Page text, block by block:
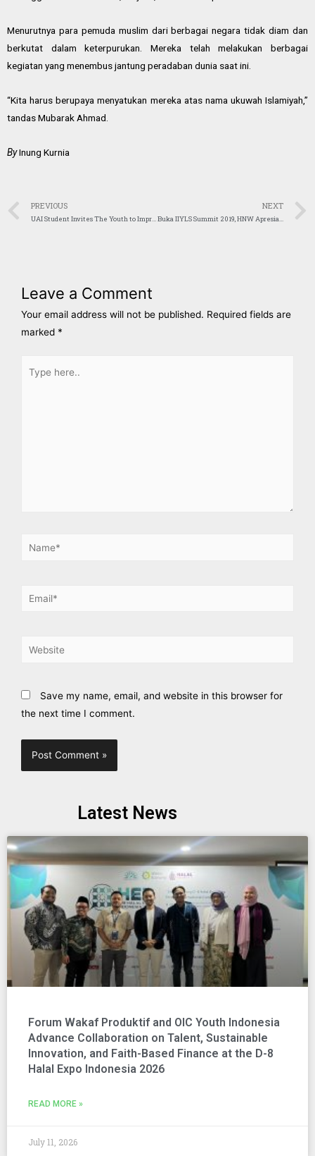
Menurutnya para pemuda muslim dari berbagai negara tidak diam dan
berkutat dalam keterpurukan. Mereka telah melakukan berbagai
kegiatan yang menembus jantung peradaban dunia saat ini.
“Kita harus berupaya menyatukan mereka atas nama ukuwah Islamiyah,”
tandas Mubarak Ahmad.
ByInung Kurnia
PREVIOUS
UAI Student Invites The Youth to Improve Indonesian Diplomacy in Global Stage
NEXT
Buka IIYLS Summit 2019, HNW Apresiasi Anak Muda Islam Indonesia
Leave a Comment
Your email address will not be published. Required fields are
marked *
Save my name, email, and website in this browser for
the next time I comment.
Latest News
Forum Wakaf Produktif and OIC Youth Indonesia
Advance Collaboration on Talent, Sustainable
Innovation, and Faith-Based Finance at the D-8
Halal Expo Indonesia 2026
READ MORE »
July 11, 2026